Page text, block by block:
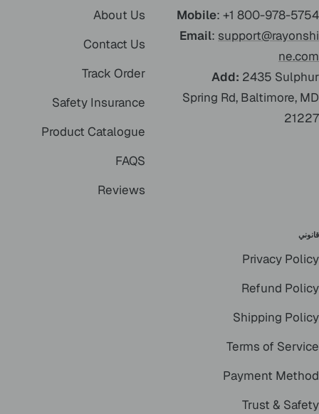
Mobile: +1 800-978-5754
Email: support@rayonshi
ne.com
Add: 2435 Sulphur
Spring Rd, Baltimore, MD
21227
About Us
Contact Us
Track Order
Safety Insurance
Product Catalogue
FAQS
Reviews
قانوني
Privacy Policy
Refund Policy
Shipping Policy
Terms of Service
Payment Method
Trust & Safety